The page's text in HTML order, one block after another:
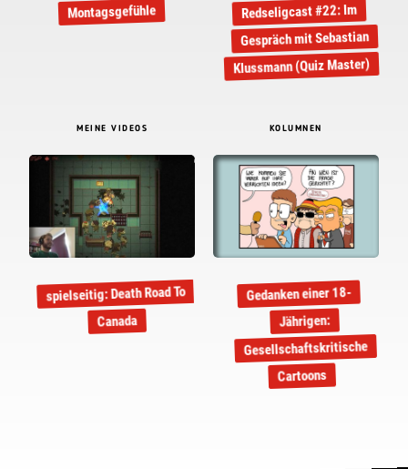
Montagsgefühle Redseligcast #22: Im
Gespräch mit Sebastian
Klussmann (Quiz Master)
MEINE VIDEOS
spielseitig: Death Road To
Canada
KOLUMNEN
Gedanken einer 18-
Jährigen:
Gesellschaftskritische
Cartoons